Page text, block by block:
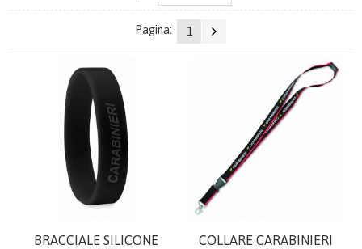
AGENDE & CALENDARI
IDEE REGALO
LINEA DONNA
PORTACHIAVI GADGET
Pagina: 1
BRACCIALE SILICONE COLLARE CARABINIERI